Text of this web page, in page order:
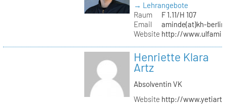
→ Lehrangebote
Raum
F 1.11/H 107
Email
aminde(at)kh-
Website http://
Henriette Klara
Artz
Absolventin VK
Website http://